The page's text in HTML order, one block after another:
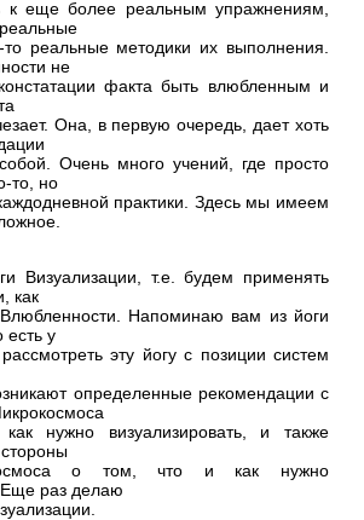
к еще более реальным упражнениям,
то реальные методики их выполнения.
не
факта быть влюбленным и
Она, в первую очередь, дает хоть
Очень много учений, где просто
то, но
практики. Здесь мы имеем
Визуализации, т.е. будем применять
как
Влюбленности. Напоминаю вам из йоги
есть у
эту йогу с позиции систем
определенные рекомендации с
нужно визуализировать, и также
о том, что и как нужно
Еще раз делаю